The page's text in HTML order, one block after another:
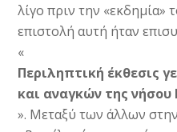
λίγο πριν την «εκδημία»
επιστολή αυτή ήταν
«
Περιληπτική έκθεσις
και αναγκών της νήσου
». Μεταξύ των άλλων